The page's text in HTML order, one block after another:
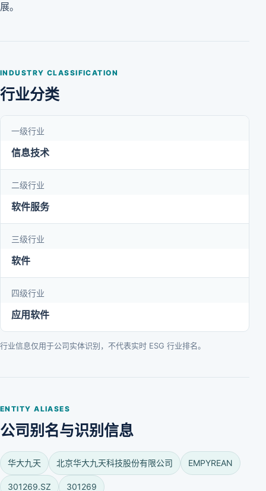
展。
INDUSTRY CLASSIFICATION
行业分类
一级行业
信息技术
二级行业
软件服务
三级行业
软件
四级行业
应用软件
行业信息仅用于公司实体识别，不代表实时 ESG 行业排名。
ENTITY ALIASES
公司别名与识别信息
华大九天 北京华大九天科技股份有限公司 EMPYREAN
301269.SZ 301269